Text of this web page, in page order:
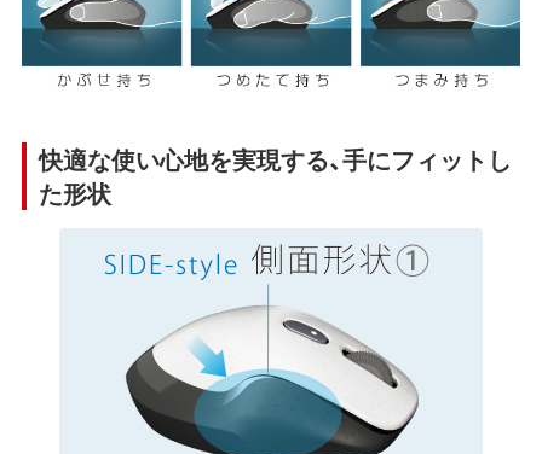
快適な使い心地を実現する、手にフィットし
た形状